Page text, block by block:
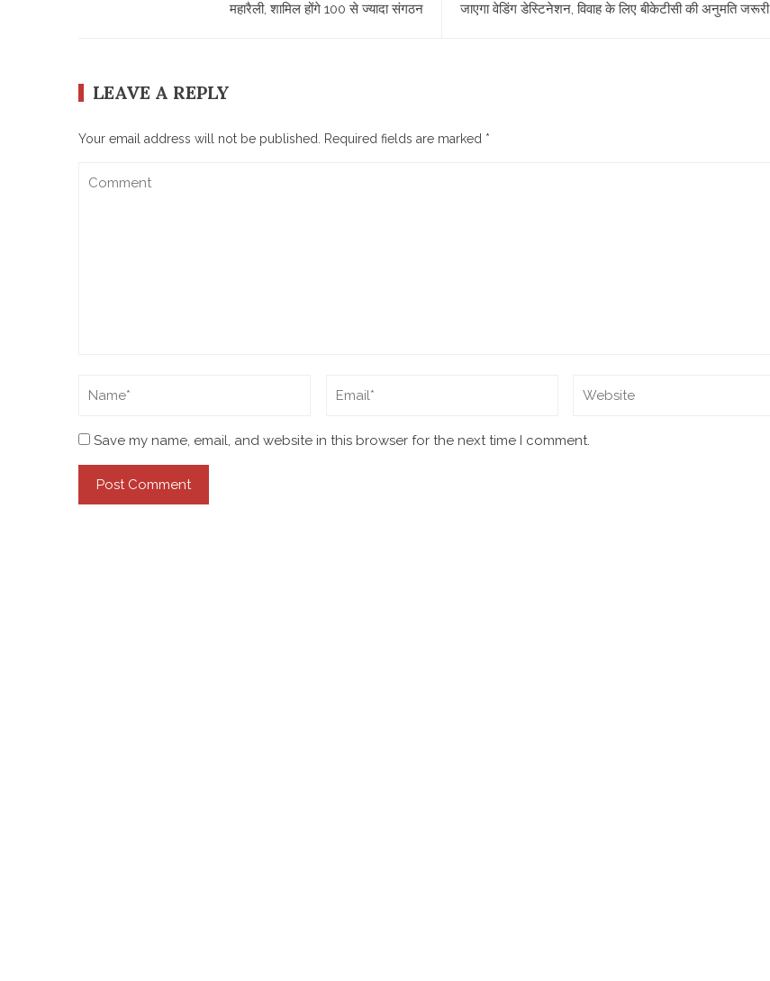
महारैली, शामिल होंगे 100 से ज्यादा संगठन
जाएगा वेडिंग डेस्टिनेशन, विवाह के लिए बीकेटीसी की अनुमति जरूरी
LEAVE A REPLY
Your email address will not be published. Required fields are marked *
Save my name, email, and website in this browser for the next time I comment.